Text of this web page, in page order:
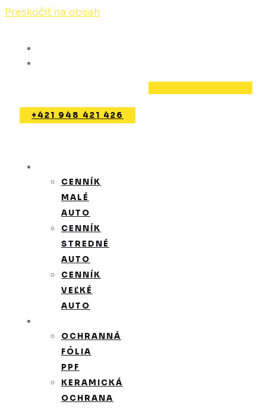
Preskočiť na obsah
+421 948 421 426
CENNÍK
MALÉ
AUTO
CENNÍK
STREDNÉ
AUTO
CENNÍK
VEĽKÉ
AUTO
OCHRANNÁ
FÓLIA
PPF
KERAMICKÁ
OCHRANA